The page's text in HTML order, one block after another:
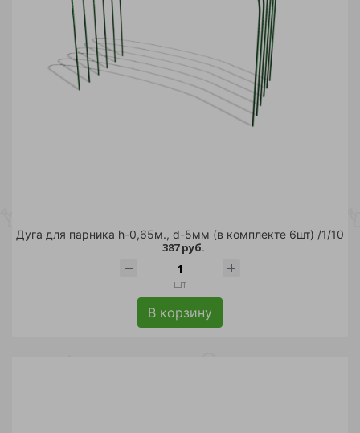
Дуга для парника h-0,65м., d-5мм (в комплекте 6шт) /1/10
387 руб.
шт
В корзину